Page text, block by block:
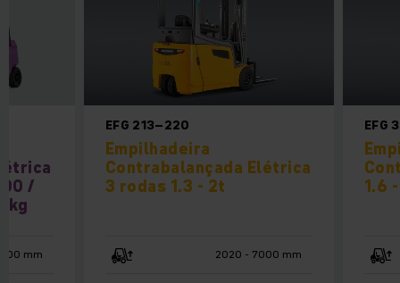
EFG 213–220
Empilhadeira
Contrabalançada Elétrica
3 rodas 1.3 - 2t
2020 - 7000 mm
EFG
1.6
/
kg
mm